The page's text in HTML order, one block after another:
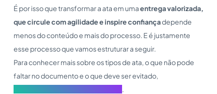
É por isso que transformar a ata em umaentrega valorizada,
que circule com agilidade e inspire confiançadepende
menos do conteúdo e mais do processo. E é justamente
esse processo que vamos estruturar a seguir.
Para conhecer mais sobre os tipos de ata, o que não pode
faltar no documento e o que deve ser evitado,
.